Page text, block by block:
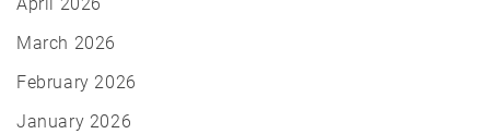
March 2026
February 2026
January 2026